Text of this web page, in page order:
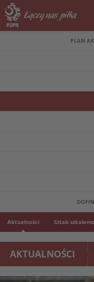
PLAN
Aktualności Sztab
AKTUALNOŚCI